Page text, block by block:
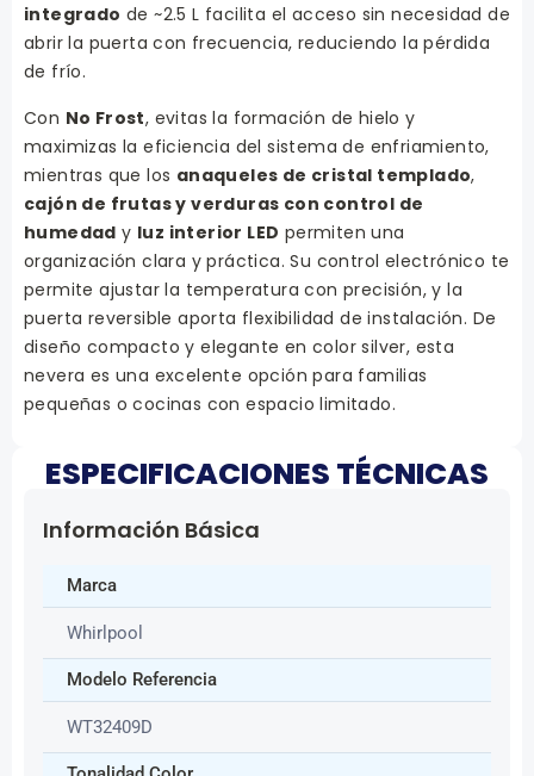
integrado de ~2.5 L facilita el acceso sin necesidad de
abrir la puerta con frecuencia, reduciendo la pérdida
de frío.
Con No Frost, evitas la formación de hielo y
maximizas la eficiencia del sistema de enfriamiento,
mientras que los anaqueles de cristal templado,
cajón de frutas y verduras con control de
humedad y luz interior LED permiten una
organización clara y práctica. Su control electrónico te
permite ajustar la temperatura con precisión, y la
puerta reversible aporta flexibilidad de instalación. De
diseño compacto y elegante en color silver, esta
nevera es una excelente opción para familias
pequeñas o cocinas con espacio limitado.
ESPECIFICACIONES TÉCNICAS
Información Básica
Marca
Whirlpool
Modelo Referencia
WT32409D